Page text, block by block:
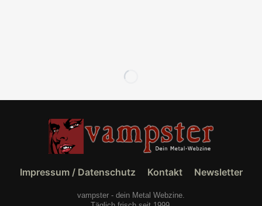
Impressum / Datenschutz Kontakt Newsletter
vampster - dein Metal Webzine.